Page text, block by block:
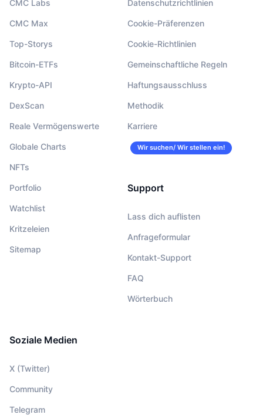
CMC Labs
CMC Max
Top-Storys
Bitcoin-ETFs
Krypto-API
DexScan
Reale Vermögenswerte
Globale Charts
NFTs
Portfolio
Watchlist
Kritzeleien
Sitemap
Datenschutzrichtlinien
Cookie-Präferenzen
Cookie-Richtlinien
Gemeinschaftliche Regeln
Haftungsausschluss
Methodik
Karriere
Wir suchen/ Wir stellen ein!
Support
Lass dich auflisten
Anfrageformular
Kontakt-Support
FAQ
Wörterbuch
Soziale Medien
X (Twitter)
Community
Telegram